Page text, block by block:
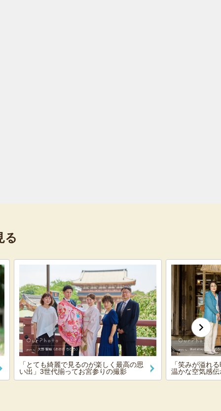
る
「とても綺麗で見るのが楽しく最高の思
い出」3世代揃ってお宮参りの撮影
「笑みが溢れ
温かな空気感